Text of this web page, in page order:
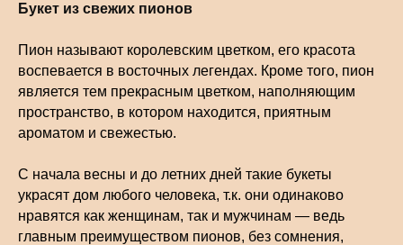
Букет из свежих пионов
Пион называют королевским цветком, его красота
воспевается в восточных легендах. Кроме того, пион
является тем прекрасным цветком, наполняющим
пространство, в котором находится, приятным
ароматом и свежестью.
С начала весны и до летних дней такие букеты
украсят дом любого человека, т.к. они одинаково
нравятся как женщинам, так и мужчинам — ведь
главным преимуществом пионов, без сомнения,